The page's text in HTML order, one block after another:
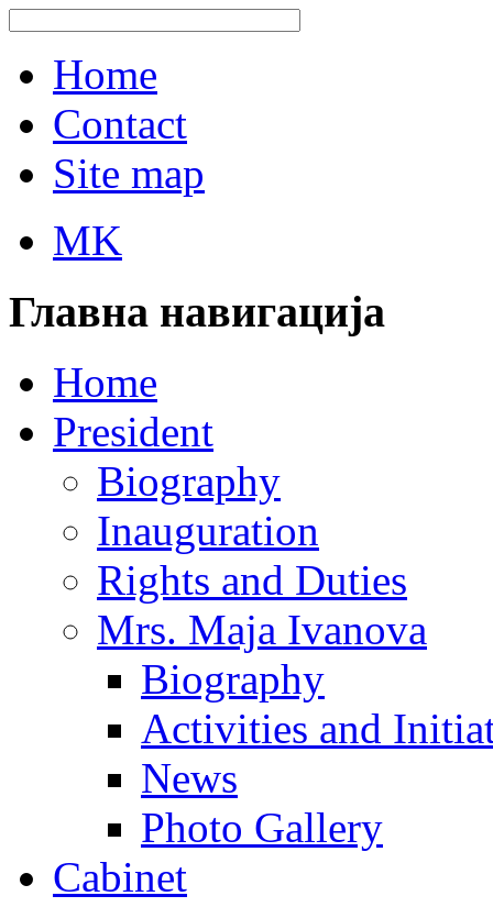
Home
Contact
Site map
MK
Главна навигација
Home
President
Biography
Inauguration
Rights and Duties
Mrs. Maja Ivanova
Biography
Activities and
News
Photo Gallery
Cabinet